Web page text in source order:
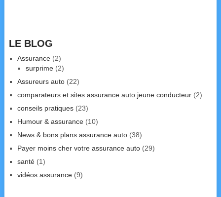
LE BLOG
Assurance(2)
surprime(2)
Assureurs auto(22)
comparateurs et sites assurance auto jeune conducteur(2)
conseils pratiques(23)
Humour & assurance(10)
News & bons plans assurance auto(38)
Payer moins cher votre assurance auto(29)
santé(1)
vidéos assurance(9)